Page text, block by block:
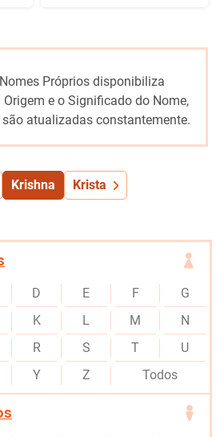
Próprios disponibiliza
e o Significado do Nome,
atualizadas constantemente.
Krishna Krista
D E F
G
K L M
N
R S T
U
Y Z Todos